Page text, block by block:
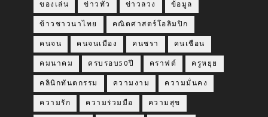
ของเล่น ข่าวทั่ว ข่าวลวง ข้อมูล
ข้าวชาวนาไทย คณิตศาสตร์โอลิมปิก
คนจน คนจนเมือง คนชรา คนเชือน
คมนาคม ครบรอบ50ปี คราฟต์ ครูหยุย
คลินิกทันตกรรม ความงาม ความมั่นคง
ความรัก ความร่วมมือ ความสุข